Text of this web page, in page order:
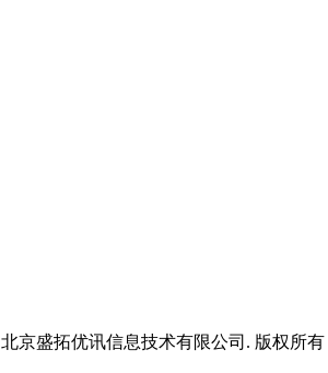
北京盛拓优讯信息技术有限公司. 版权所有